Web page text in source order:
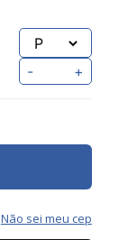
- +
Não sei meu cep